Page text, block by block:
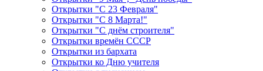
Открытки "С 23 Февраля"
Открытки "С 8 Марта!"
Открытки "С днём строителя"
Открытки времён СССР
Открытки из бархата
Открытки ко Дню учителя